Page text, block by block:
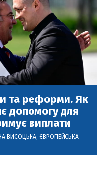
та реформи. Як
допомогу для
виплати
ВИСОЦЬКА, ЄВРОПЕЙСЬКА